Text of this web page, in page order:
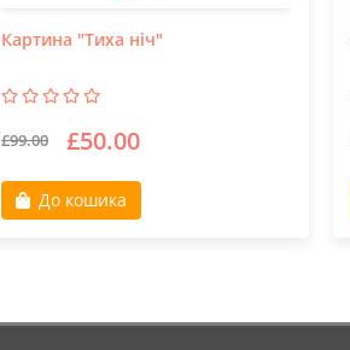
Картина "Тиха ніч"
£99.00 £50.00
До кошика